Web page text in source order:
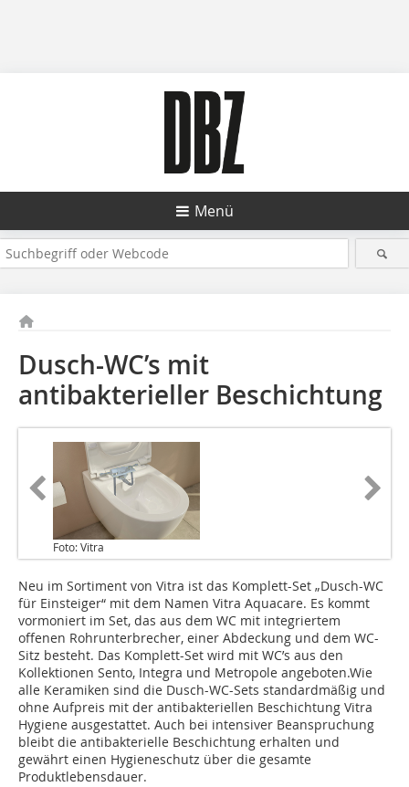
Menü
Dusch-WC’s mit
antibakterieller Beschichtung
Foto: Vitra
Neu im Sortiment von Vitra ist das Komplett-Set „Dusch-WC
für Einsteiger“ mit dem Namen Vitra Aquacare. Es kommt
vormoniert im Set, das aus dem WC mit integriertem
offenen Rohrunterbrecher, einer Abdeckung und dem WC-
Sitz besteht. Das Komplett-Set wird mit WC’s aus den
Kollektionen Sento, Integra und Metropole angeboten.Wie
alle Keramiken sind die Dusch-WC-Sets standardmäßig und
ohne Aufpreis mit der antibakteriellen Beschichtung Vitra
Hygiene ausgestattet. Auch bei intensiver Beanspruchung
bleibt die antibakterielle Beschichtung erhalten und
gewährt einen Hygieneschutz über die gesamte
Produktlebensdauer.